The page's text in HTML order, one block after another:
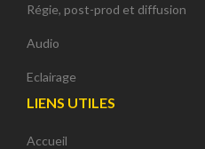
Régie, post-prod et diffusion
Audio
Eclairage
LIENS UTILES
Accueil